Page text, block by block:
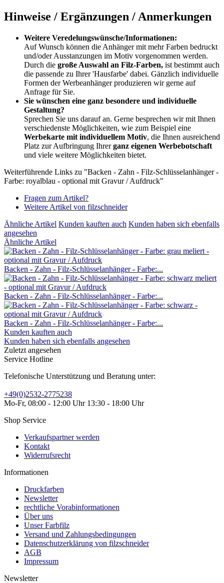
Hinweise / Ergänzungen / Anmerkungen
Weitere Veredelungswünsche/Informationen:
Auf Wunsch können die Anhänger mit mehr Farben bedruckt
und/oder Ausstanzungen im Motiv vorgenommen werden.
Durch die große Auswahl an Filz-Farben, ist bestimmt auch
die passende zu Ihrer 'Hausfarbe' dabei. Gänzlich individuelle
Formen der Werbeanhänger produzieren wir gerne auf
Anfrage für Sie.
Sie wünschen eine ganz besondere und individuelle
Gestaltung?
Sprechen Sie uns darauf an. Gerne besprechen wir mit Ihnen
verschiedenste Möglichkeiten, wie zum Beispiel eine
Werbekarte mit individuellem Motiv, die Ihnen ausreichend
Platz zur Aufbringung Ihrerganz eigenen Werbebotschaft
und viele weitere Möglichkeiten bietet.
Weiterführende Links zu "Backen - Zahn - Filz-Schlüsselanhänger -
Farbe: royalblau - optional mit Gravur / Aufdruck"
Fragen zum Artikel?
Weitere Artikel von filzschneider
Ähnliche Artikel Kunden kauften auch Kunden haben sich ebenfalls
angesehen
Ähnliche Artikel
Backen - Zahn - Filz-Schlüsselanhänger - Farbe:...
Backen - Zahn - Filz-Schlüsselanhänger - Farbe:...
Backen - Zahn - Filz-Schlüsselanhänger - Farbe:...
Kunden kauften auch
Kunden haben sich ebenfalls angesehen
Zuletzt angesehen
Service Hotline
Telefonische Unterstützung und Beratung unter:
+49(0)2532-2775238
Mo-Fr, 08:00 - 12:00 Uhr 13:30 - 18:00 Uhr
Shop Service
Verkaufspartner werden
Kontakt
Widerrufsrecht
Informationen
Druckfarben
Newsletter
rechtliche Vorabinformationen
Über uns
Unser Farbfilz
Versand und Zahlungsbedingungen
Datenschutzerklärung von filzschneider
AGB
Impressum
Newsletter